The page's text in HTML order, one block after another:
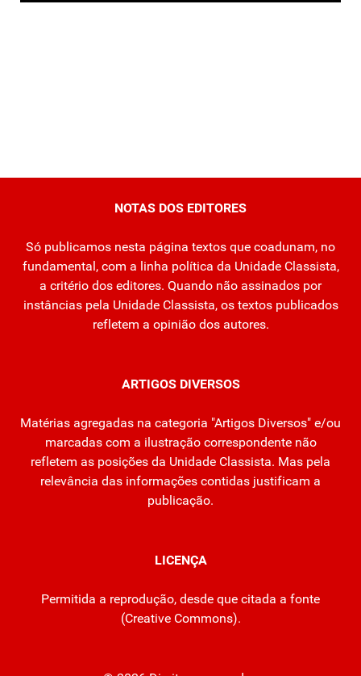
NOTAS DOS EDITORES
Só publicamos nesta página textos que coadunam, no
fundamental, com a linha política da Unidade Classista,
a critério dos editores. Quando não assinados por
instâncias pela Unidade Classista, os textos publicados
refletem a opinião dos autores.
ARTIGOS DIVERSOS
Matérias agregadas na categoria "Artigos Diversos" e/ou
marcadas com a ilustração correspondente não
refletem as posições da Unidade Classista. Mas pela
relevância das informações contidas justificam a
publicação.
LICENÇA
Permitida a reprodução, desde que citada a fonte
(Creative Commons).